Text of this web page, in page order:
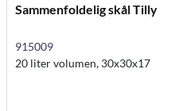
Sammenfoldelig skål Tilly
915009
20 liter volumen, 30x30x17